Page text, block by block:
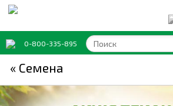
0-800-335-895
« Семена